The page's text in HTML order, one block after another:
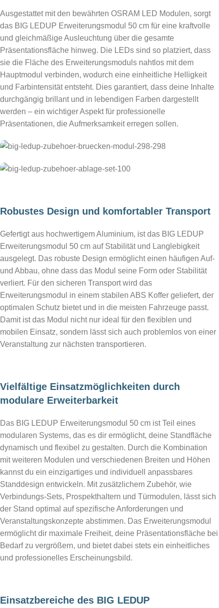
Ausgestattet mit den bewährten OSRAM LED Modulen, sorgt
das BIG LEDUP Erweiterungsmodul 50 cm für eine kraftvolle
und gleichmäßige Ausleuchtung über die gesamte
Präsentationsfläche hinweg. Die LEDs sind so platziert, dass
sie die Fläche des Erweiterungsmoduls nahtlos mit dem
Hauptmodul verbinden, wodurch eine einheitliche Helligkeit
und Farbintensität entsteht. Dies garantiert, dass deine Inhalte
durchgängig brillant und in lebendigen Farben dargestellt
werden – ein wichtiger Aspekt für professionelle
Präsentationen, die Aufmerksamkeit erregen sollen.
Robustes Design und komfortabler Transport
Gefertigt aus hochwertigem Aluminium, ist das BIG LEDUP
Erweiterungsmodul 50 cm auf Stabilität und Langlebigkeit
ausgelegt. Das robuste Design ermöglicht einen häufigen Auf-
und Abbau, ohne dass das Modul seine Form oder Stabilität
verliert. Für den sicheren Transport wird das
Erweiterungsmodul in einem stabilen ABS Koffer geliefert, der
optimalen Schutz bietet und in die meisten Fahrzeuge passt.
Damit ist das Modul nicht nur ideal für den flexiblen und
mobilen Einsatz, sondern lässt sich auch problemlos von einer
Veranstaltung zur nächsten transportieren.
Vielfältige Einsatzmöglichkeiten durch
modulare Erweiterbarkeit
Das BIG LEDUP Erweiterungsmodul 50 cm ist Teil eines
modularen Systems, das es dir ermöglicht, deine Standfläche
dynamisch und flexibel zu gestalten. Durch die Kombination
mit weiteren Modulen und verschiedenen Breiten und Höhen
kannst du ein einzigartiges und individuell anpassbares
Standdesign entwickeln. Mit zusätzlichem Zubehör, wie
Verbindungs-Sets, Prospekthaltern und Türmodulen, lässt sich
der Stand optimal auf spezifische Anforderungen und
Veranstaltungskonzepte abstimmen. Das Erweiterungsmodul
ermöglicht dir maximale Freiheit, deine Präsentationsfläche bei
Bedarf zu vergrößern, und bietet dabei stets ein einheitliches
und professionelles Erscheinungsbild.
Einsatzbereiche des BIG LEDUP